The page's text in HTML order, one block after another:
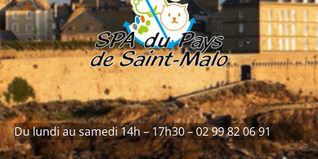
Du lundi au samedi 14h – 17h30 – 02 99 82 06 91